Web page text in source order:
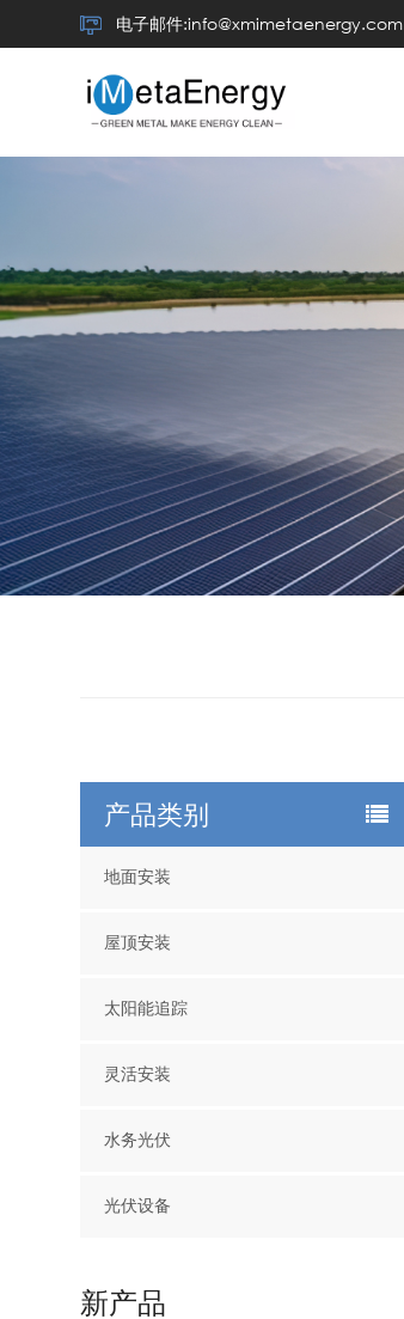
电子邮件:info@xmimetaenergy.com
产品类别
地面安装
屋顶安装
太阳能追踪
灵活安装
水务光伏
光伏设备
新产品